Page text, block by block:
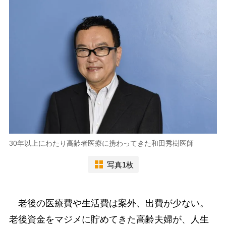
30年以上にわたり高齢者医療に携わってきた和田秀樹医師
写真1枚
老後の医療費や生活費は案外、出費が少ない。
老後資金をマジメに貯めてきた高齢夫婦が、人生